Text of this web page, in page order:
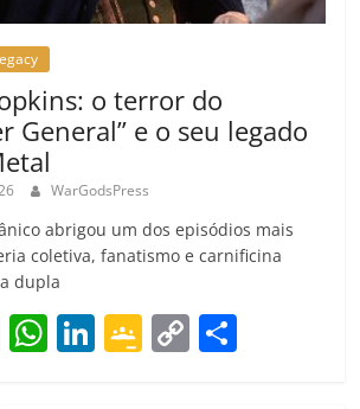
o terror do
General” e o seu legado
WarGodsPress
abrigou um dos episódios mais
coletiva, fanatismo e carnificina
dupla
E W Li G C